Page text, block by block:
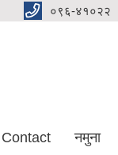
०९६-४१०२२
Contact नमुना